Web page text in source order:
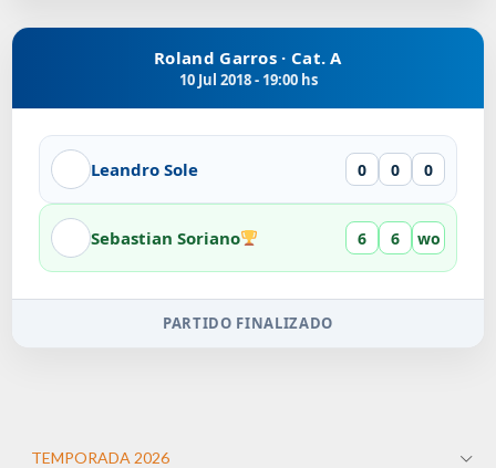
Roland Garros · Cat. A
10 Jul 2018 - 19:00 hs
Leandro Sole 0 0 0
Sebastian Soriano 6 6 wo
PARTIDO FINALIZADO
TEMPORADA 2026